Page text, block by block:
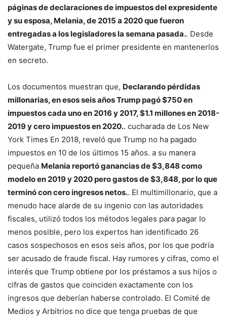
páginas de declaraciones de impuestos del expresidente
y su esposa, Melania, de 2015 a 2020 que fueron
entregadas a los legisladores la semana pasada.. Desde
Watergate, Trump fue el primer presidente en mantenerlos
en secreto.
Los documentos muestran que, Declarando pérdidas
millonarias, en esos seis años Trump pagó $750 en
impuestos cada uno en 2016 y 2017, $1.1 millones en 2018-
2019 y cero impuestos en 2020.. cucharada de Los New
York Times En 2018, reveló que Trump no ha pagado
impuestos en 10 de los últimos 15 años. a su manera
pequeña Melania reportó ganancias de $3,848 como
modelo en 2019 y 2020 pero gastos de $3,848, por lo que
terminó con cero ingresos netos.. El multimillonario, que a
menudo hace alarde de su ingenio con las autoridades
fiscales, utilizó todos los métodos legales para pagar lo
menos posible, pero los expertos han identificado 26
casos sospechosos en esos seis años, por los que podría
ser acusado de fraude fiscal. Hay rumores y cifras, como el
interés que Trump obtiene por los préstamos a sus hijos o
cifras de gastos que coinciden exactamente con los
ingresos que deberían haberse controlado. El Comité de
Medios y Arbitrios no dice que tenga pruebas de que